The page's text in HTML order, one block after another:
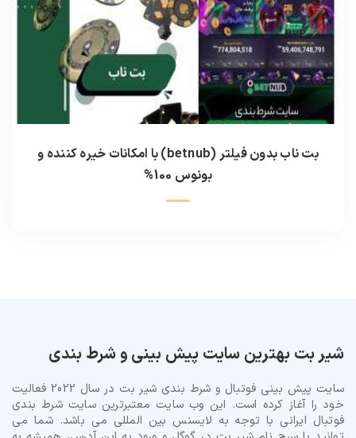
بت ناب بدون فیلتر (betnub) با امکانات خیره کننده و
بونوس 100%
شیر بت بهترین سایت پیش بینی و شرط بندی
سایت پیش بینی فوتبال و شرط بندی شیر بت در سال 2022 فعالیت
خود را آغاز کرده است. این وب سایت معتبرترین سایت شرط بندی
فوتبال ایرانی با توجه به لایسنس بین المللی می باشد. شما می